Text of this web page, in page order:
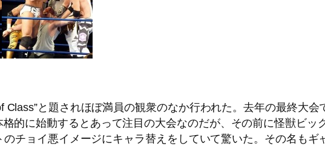
Class”と題されほぼ満員の観衆のなか行われた。去年の最終大
的に始動するとあって注目の大会なのだが、その前に怪獣ビ
チョイ悪イメージにキャラ替えをしていて驚いた。その名もギ